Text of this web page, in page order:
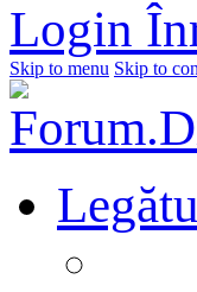
Login
Skip to menu Skip to